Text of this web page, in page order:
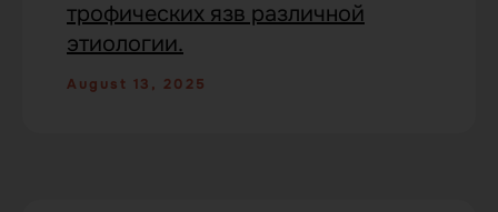
трофических язв различной
этиологии.
August 13, 2025
+7 (495) 150-53-68